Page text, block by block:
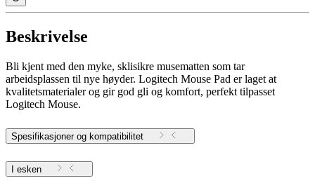
Beskrivelse
Bli kjent med den myke, sklisikre musematten som tar
arbeidsplassen til nye høyder. Logitech Mouse Pad er laget at
kvalitetsmaterialer og gir god gli og komfort, perfekt tilpasset
Logitech Mouse.
Spesifikasjoner og kompatibilitet
I esken